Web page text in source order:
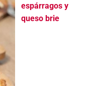
espárragos y
queso brie